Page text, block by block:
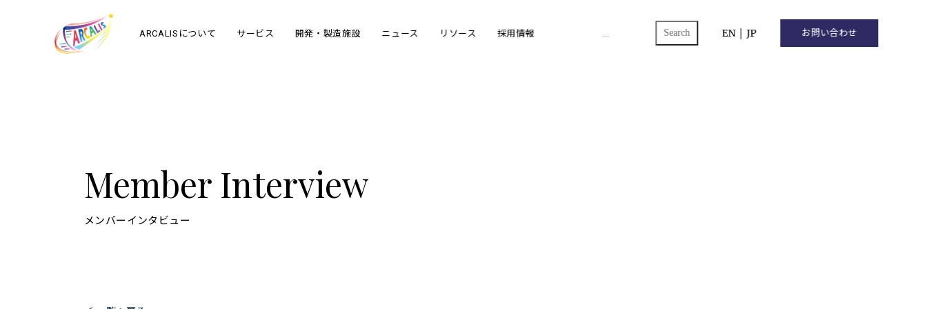
ARCALISについて サービス 開発・製造施設 ニュース リソース 採用情報
for:
EN｜JP お問い合わせ
Member Interview
メンバーインタビュー